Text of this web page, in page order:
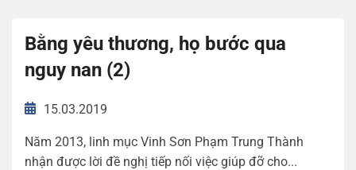
Bằng yêu thương, họ bước qua
nguy nan (2)
15.03.2019
Năm 2013, linh mục Vinh Sơn Phạm Trung Thành
nhận được lời đề nghị tiếp nối việc giúp đỡ cho...